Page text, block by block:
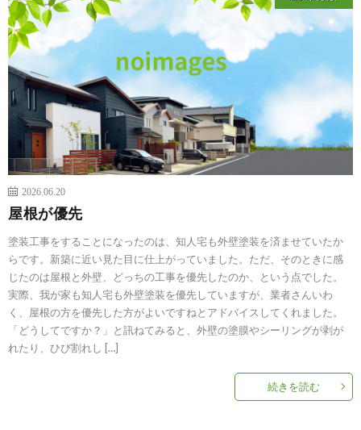
2026.06.20
屋根が優先
塗装工事をすることになったのは、知人宅も外壁塗装を済ませていたか
らです。新築に近い見た目に仕上がっていました。ただ、そのときに感
じたのは屋根と外壁、どっちの工事を優先したのか、という点でした。
実際、我が家も知人宅も外壁塗装を優先していますが、業者さんいわ
く、屋根の方を優先した方がよいですねとアドバイスしてくれました。
「どうしてですか？」と訊ねてみると、外壁の塗膜やシーリングが剥が
れたり、ひび割れし […]
続きを読む